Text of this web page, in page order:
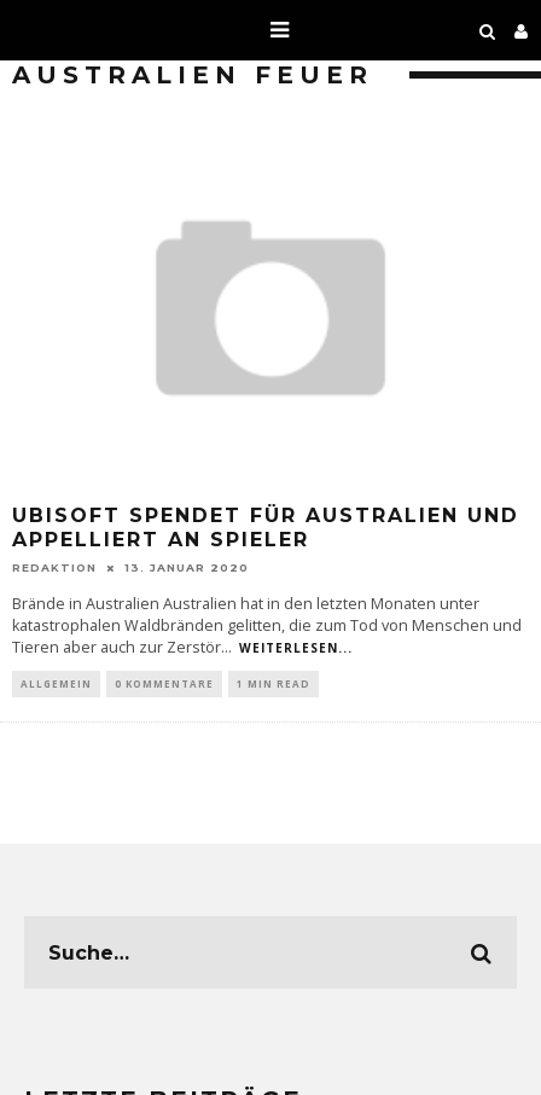
AUSTRALIEN FEUER
UBISOFT SPENDET FÜR AUSTRALIEN UND
APPELLIERT AN SPIELER
REDAKTION 13. JANUAR 2020
Brände in Australien Australien hat in den letzten Monaten unter
katastrophalen Waldbränden gelitten, die zum Tod von Menschen und
Tieren aber auch zur Zerstör... WEITERLESEN...
ALLGEMEIN 0 KOMMENTARE 1 MIN READ